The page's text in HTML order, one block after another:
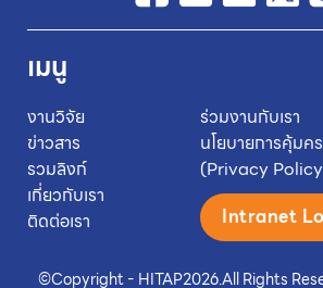
©Copyright - HITAP2026.All Rights
เมนู
งานวิจัย
ข่าวสาร
รวมลิงก์
เกี่ยวกับเรา
ติดต่อเรา
ร่วมงานกับเรา
นโยบายการคุ้ม
(Privacy
Intranet